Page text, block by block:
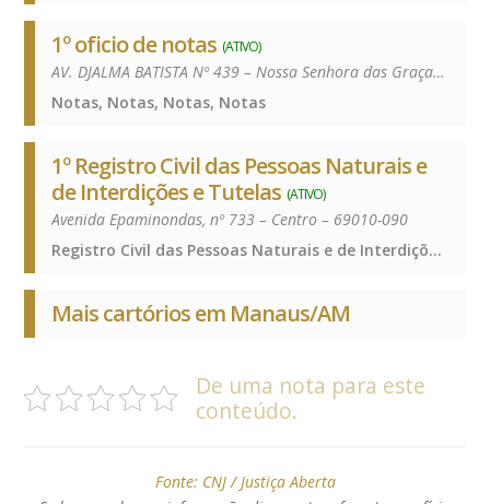
1º oficio de notas (ATIVO)
AV. DJALMA BATISTA Nº 439 – Nossa Senhora das Graças – 69053-000
Notas, Notas, Notas, Notas
1º Registro Civil das Pessoas Naturais e
de Interdições e Tutelas (ATIVO)
Avenida Epaminondas, nº 733 – Centro – 69010-090
Registro Civil das Pessoas Naturais e de Interdições e Tutelas, Registro Civil das Pessoas Naturais e de Interdições e Tutelas, Registro Civil das Pessoas Naturais e de Interdições e Tutelas, Registro Civil das Pessoas Naturais e de Interdições e Tutelas
Mais cartórios em Manaus/AM
De uma nota para este
conteúdo.
Fonte: CNJ / Justiça Aberta